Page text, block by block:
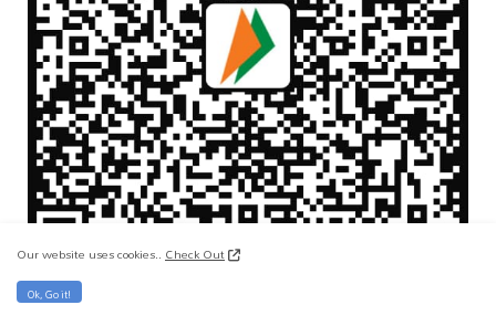
Our website uses cookies..Check Out
Ok, Go it!